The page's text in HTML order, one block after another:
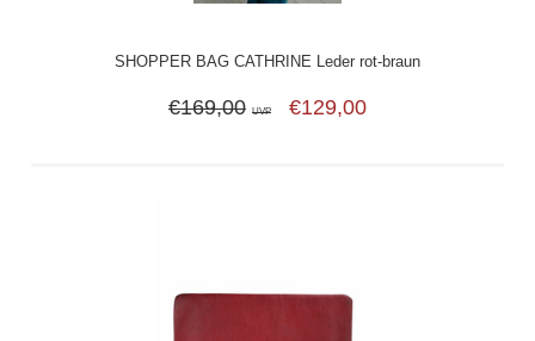
SHOPPER BAG CATHRINE Leder rot-braun
€169,00 UVP €129,00